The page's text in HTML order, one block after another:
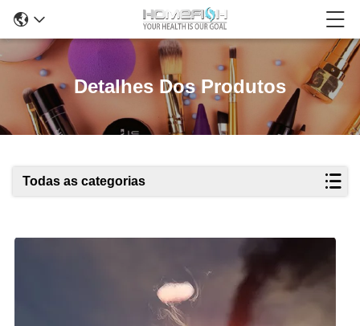
Detalhes Dos Produtos
Todas as categorias